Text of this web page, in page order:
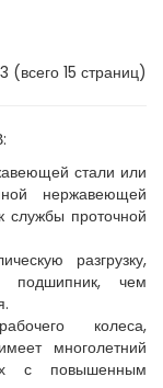
(всего 15 страниц)
стали или
нержавеющей
службы проточной
разгрузку,
подшипник, чем
колеса,
многолетний
с повышенным